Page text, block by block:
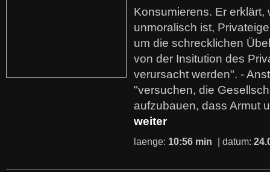
Konsumierens. Er erklärt,
unmoralisch ist,
um die schrecklichen
von der Insitution des
verursacht werden". -
"versuchen, die
aufzubauen, dass Armut
weiter
laenge: 10:56 min | datum: